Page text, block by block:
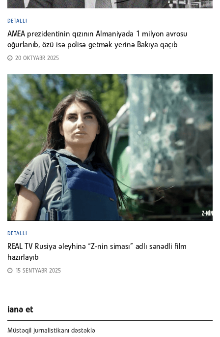
DETALLI
AMEA prezidentinin qızının Almaniyada 1 milyon avrosu
oğurlanıb, özü isə polisə getmək yerinə Bakıya qaçıb
20 OKTYABR 2025
DETALLI
REAL TV Rusiya əleyhinə “Z-nin siması” adlı sənədli film
hazırlayıb
15 SENTYABR 2025
ianə et
Müstəqil jurnalistikanı dəstəklə